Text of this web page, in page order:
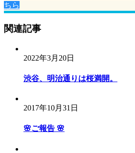
ちら
関連記事
2022年3月20日
渋谷、明治通りは桜満開。
2017年10月31日
🌸ご報告 🌸